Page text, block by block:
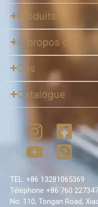
Produits
A propos de
Cas
Catalogue
TEL. +86 13281065369
Téléphone +86 760
No. 110, Tongan Road,